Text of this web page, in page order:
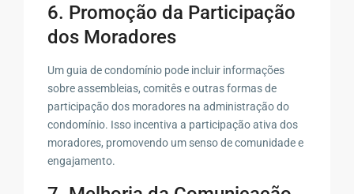
6. Promoção da Participação
dos Moradores
Um guia de condomínio pode incluir informações
sobre assembleias, comitês e outras formas de
participação dos moradores na administração do
condomínio. Isso incentiva a participação ativa dos
moradores, promovendo um senso de comunidade e
engajamento.